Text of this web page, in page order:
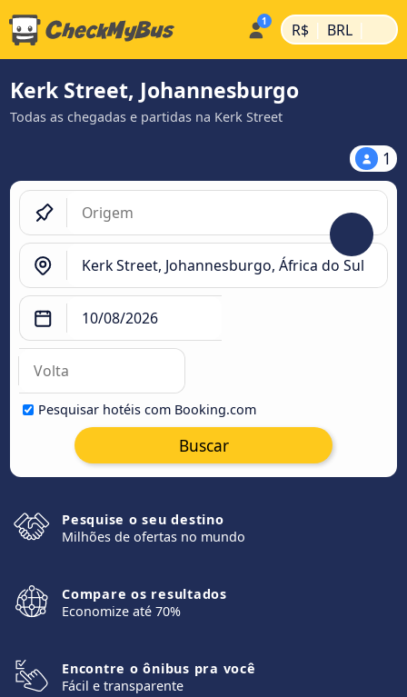
R$ | BRL |
Kerk Street, Johannesburgo
Todas as chegadas e partidas na Kerk Street
1
Pesquisar hotéis com Booking.com
Buscar
Pesquise o seu destino
Milhões de ofertas no mundo
Compare os resultados
Economize até 70%
Encontre o ônibus pra você
Fácil e transparente